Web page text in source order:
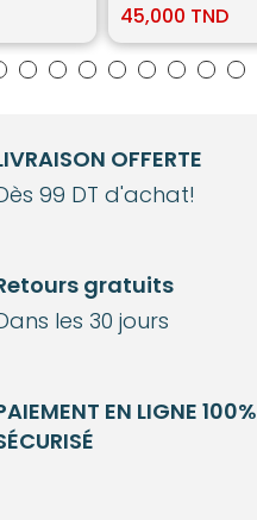
45,000 TND
OFFERTE
99 DT d'achat!
gratuits
les 30 jours
EN LIGNE 100%